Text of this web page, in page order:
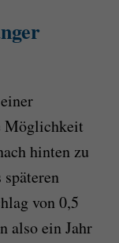
Möglichkeit
hinten zu
von 0,5
also ein Jahr